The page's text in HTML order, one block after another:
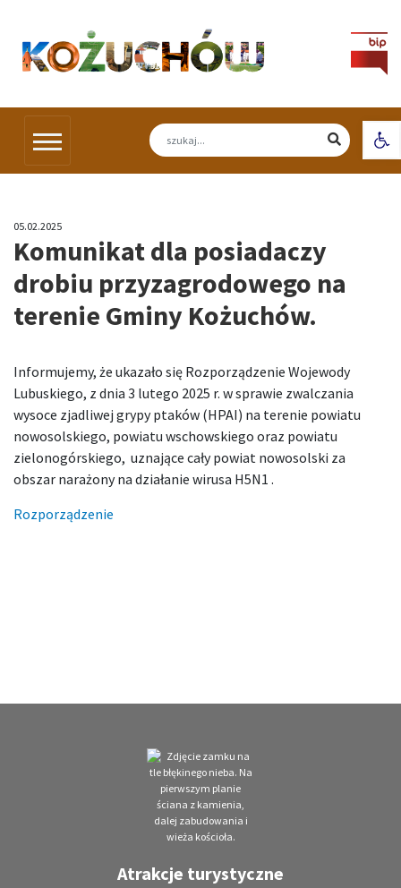
content
05.02.2025
Komunikat dla posiadaczy
drobiu przyzagrodowego na
terenie Gminy Kożuchów.
Informujemy, że ukazało się Rozporządzenie Wojewody
Lubuskiego, z dnia 3 lutego 2025 r. w sprawie zwalczania
wysoce zjadliwej grypy ptaków (HPAI) na terenie powiatu
nowosolskiego, powiatu wschowskiego oraz powiatu
zielonogórskiego, uznające cały powiat nowosolski za
obszar narażony na działanie wirusa H5N1 .
Rozporządzenie
Atrakcje turystyczne